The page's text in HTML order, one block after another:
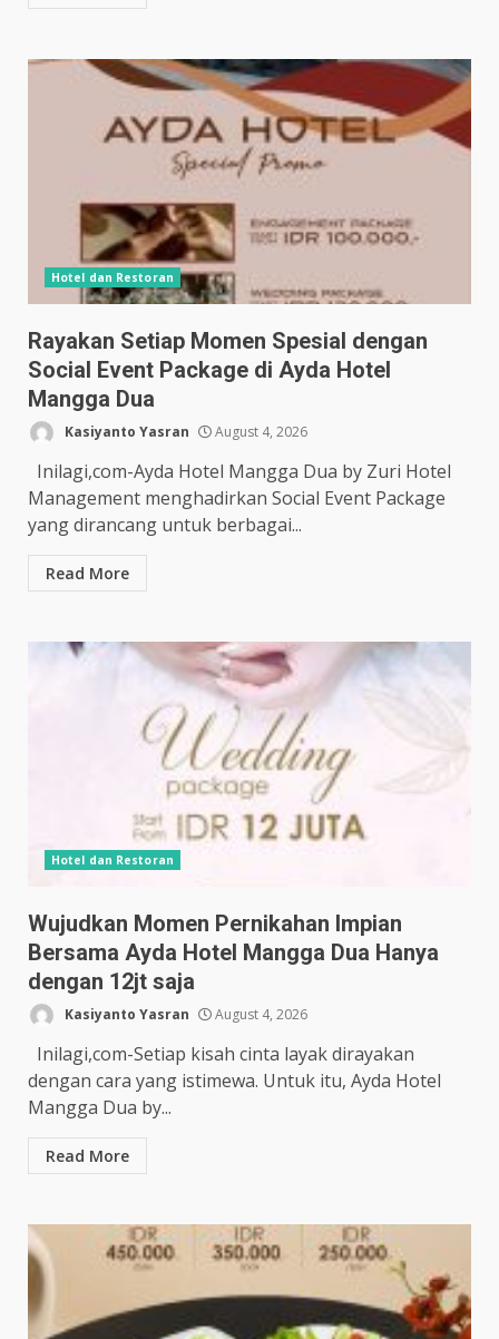
Hotel dan Restoran
Rayakan Setiap Momen Spesial dengan
Social Event Package di Ayda Hotel
Mangga Dua
Kasiyanto Yasran August 4, 2026
Inilagi,com-Ayda Hotel Mangga Dua by Zuri Hotel
Management menghadirkan Social Event Package
yang dirancang untuk berbagai...
Read More
Hotel dan Restoran
Wujudkan Momen Pernikahan Impian
Bersama Ayda Hotel Mangga Dua Hanya
dengan 12jt saja
Kasiyanto Yasran August 4, 2026
Inilagi,com-Setiap kisah cinta layak dirayakan
dengan cara yang istimewa. Untuk itu, Ayda Hotel
Mangga Dua by...
Read More